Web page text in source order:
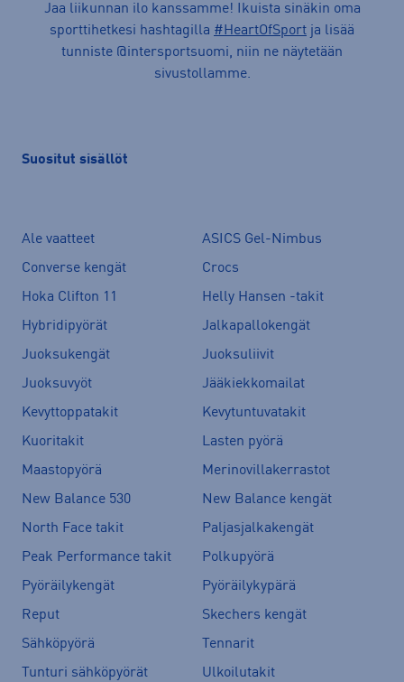
Jaa liikunnan ilo kanssamme! Ikuista sinäkin oma
sporttihetkesi hashtagilla #HeartOfSport ja lisää
tunniste @intersportsuomi, niin ne näytetään
sivustollamme.
Suositut sisällöt
Ale vaatteet
ASICS Gel-Nimbus
Converse kengät
Crocs
Hoka Clifton 11
Helly Hansen -takit
Hybridipyörät
Jalkapallokengät
Juoksukengät
Juoksuliivit
Juoksuvyöt
Jääkiekkomailat
Kevyttoppatakit
Kevytuntuvatakit
Kuoritakit
Lasten pyörä
Maastopyörä
Merinovillakerrastot
New Balance 530
New Balance kengät
North Face takit
Paljasjalkakengät
Peak Performance takit
Polkupyörä
Pyöräilykengät
Pyöräilykypärä
Reput
Skechers kengät
Sähköpyörä
Tennarit
Tunturi sähköpyörät
Ulkoilutakit